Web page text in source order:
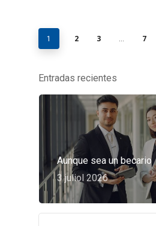
1 2 3 … 7
Entradas recientes
Aunque sea un becario
3 juliol 2026